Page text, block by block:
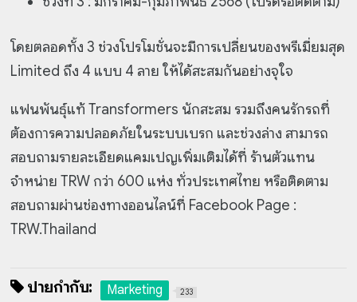
โดยตลอดทั้ง 3 ช่วงโปรโมชั่นจะมีการเปลี่ยนของพรีเมี่ยมสุด
Limited ถึง 4 แบบ 4 ลาย ให้ได้สะสมกันอย่างจุใจ
แฟนพันธุ์แท้ Transformers นักสะสม รวมถึงคนรักรถที่
ต้องการความปลอดภัยในระบบเบรก และช่วงล่าง สามารถ
สอบถามรายละเอียดแคมเปญเพิ่มเติมได้ที่ ร้านตัวแทน
จำหน่าย TRW กว่า 600 แห่ง ทั่วประเทศไทย หรือติดตาม
สอบถามผ่านช่องทางออนไลน์ที่ Facebook Page :
TRW.Thailand
ป้ายกำกับ: Marketing 233